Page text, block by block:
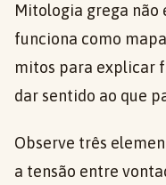
Mitologia grega não
funciona como
mitos para explicar
dar sentido ao que
Observe três
a tensão entre